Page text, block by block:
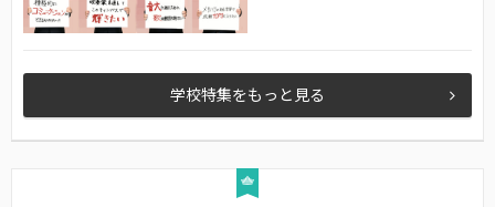
学校特集をもっと見る